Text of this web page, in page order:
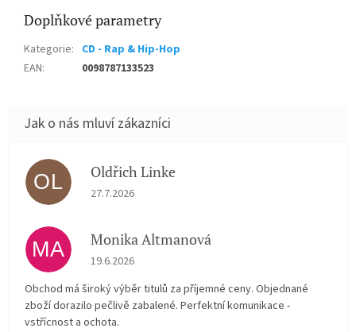
Doplňkové parametry
Kategorie: CD - Rap & Hip-Hop
EAN: 0098787133523
OL Oldřich Linke
Hodnocení obchodu je 5 z 5 hvězdiček.
27.7.2026
MA Monika Altmanová
Hodnocení obchodu je 5 z 5 hvězdiček.
19.6.2026
Obchod má široký výběr titulů za příjemné ceny. Objednané
zboží dorazilo pečlivě zabalené. Perfektní komunikace -
vstřícnost a ochota.